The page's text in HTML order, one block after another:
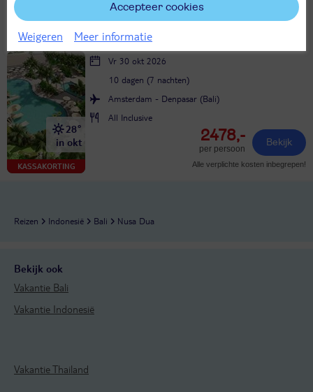
Paradisus by Melia Bali
Indonesië Bali Nusa Dua
KASSAKORTING
28°
in okt
Vr 30 okt 2026
10 dagen (7 nachten)
Amsterdam - Denpasar (Bali)
All Inclusive
2478,-
per persoon
Bekijk
Alle verplichte kosten inbegrepen!
Reizen Indonesië Bali Nusa Dua
Bekijk ook
Vakantie Bali
Vakantie Indonesië
Vakantie Thailand
Accepteer cookies
Weigeren Meer informatie